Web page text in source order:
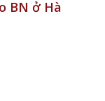
successfully